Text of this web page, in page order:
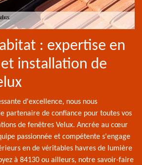
: expertise en
installation de
d'excellence, nous nous
partenaire de confiance pour toutes vos
de fenêtres Velux. Ancrée au cœur
passionnée et compétente s'engage
en de véritables havres de lumière
à 84130 ou ailleurs, notre savoir-faire